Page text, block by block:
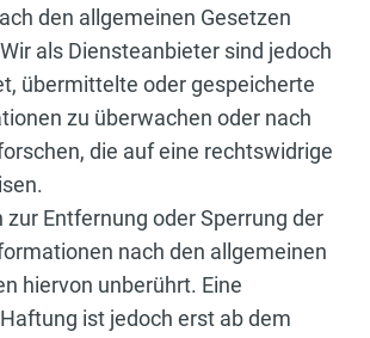
den allgemeinen Gesetzen
als Diensteanbieter sind jedoch
übermittelte oder gespeicherte
zu überwachen oder nach
die auf eine rechtswidrige
Entfernung oder Sperrung der
nach den allgemeinen
hiervon unberührt. Eine
ist jedoch erst ab dem